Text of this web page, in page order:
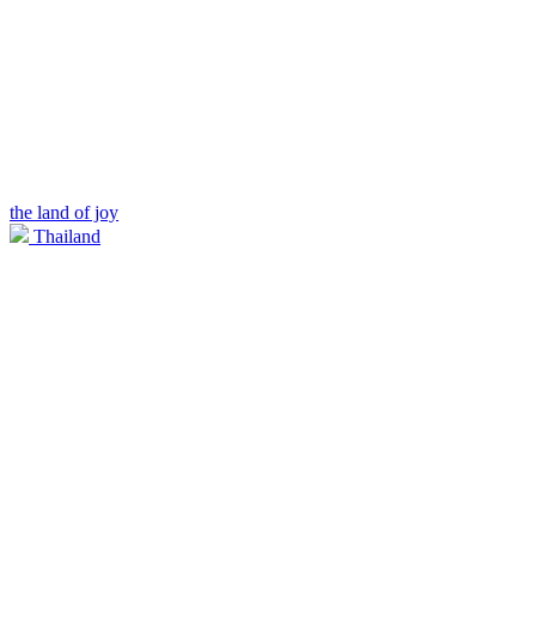
the land of joy
Thailand